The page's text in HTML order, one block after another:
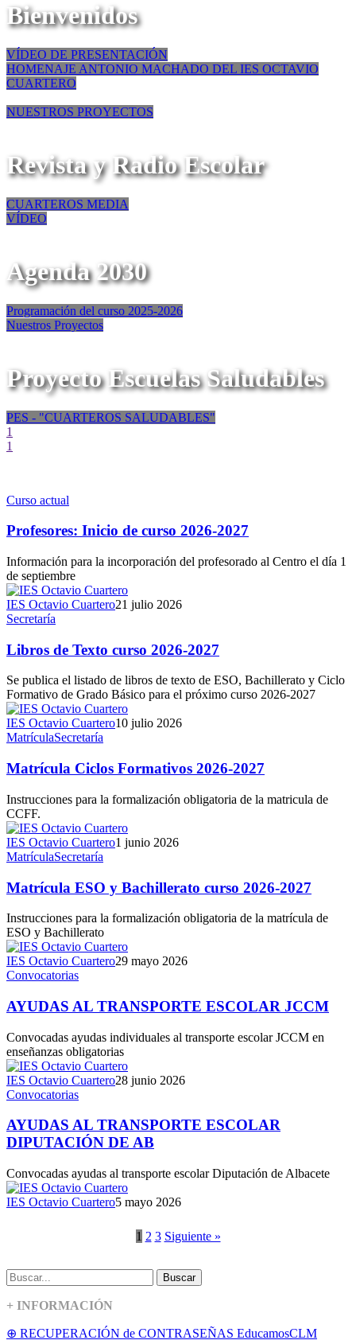
Bienvenidos
VÍDEO DE PRESENTACIÓN
HOMENAJE ANTONIO MACHADO DEL IES OCTAVIO
CUARTERO
NUESTROS PROYECTOS
Revista y Radio Escolar
CUARTEROS MEDIA
VÍDEO
Agenda 2030
Programación del curso 2025-2026
Nuestros Proyectos
Proyecto Escuelas Saludables
PES - "CUARTEROS SALUDABLES"
1
1
Curso actual
Profesores: Inicio de curso 2026-2027
Información para la incorporación del profesorado al Centro el día 1
de septiembre
IES Octavio Cuartero21 julio 2026
Secretaría
Libros de Texto curso 2026-2027
Se publica el listado de libros de texto de ESO, Bachillerato y Ciclo
Formativo de Grado Básico para el próximo curso 2026-2027
IES Octavio Cuartero10 julio 2026
MatrículaSecretaría
Matrícula Ciclos Formativos 2026-2027
Instrucciones para la formalización obligatoria de la matricula de
CCFF.
IES Octavio Cuartero1 junio 2026
MatrículaSecretaría
Matrícula ESO y Bachillerato curso 2026-2027
Instrucciones para la formalización obligatoria de la matrícula de
ESO y Bachillerato
IES Octavio Cuartero29 mayo 2026
Convocatorias
AYUDAS AL TRANSPORTE ESCOLAR JCCM
Convocadas ayudas individuales al transporte escolar JCCM en
enseñanzas obligatorias
IES Octavio Cuartero28 junio 2026
Convocatorias
AYUDAS AL TRANSPORTE ESCOLAR
DIPUTACIÓN DE AB
Convocadas ayudas al transporte escolar Diputación de Albacete
IES Octavio Cuartero5 mayo 2026
1 2 3 Siguiente »
Buscar
+ INFORMACIÓN
⊕ RECUPERACIÓN de CONTRASEÑAS EducamosCLM